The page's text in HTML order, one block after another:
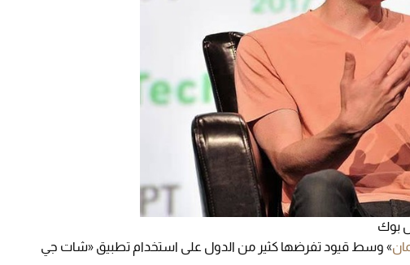
بوك
» وسط قيود تفرضها كثير من الدول على استخدام تطبيق «شات جي